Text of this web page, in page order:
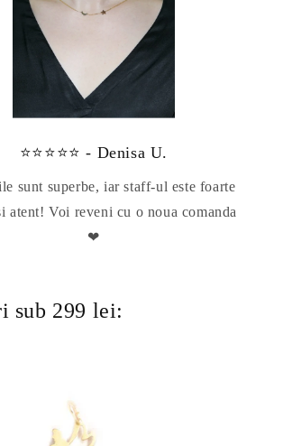
⭐⭐⭐⭐⭐ - Denisa U.
sunt superbe, iar staff-ul este foarte
atent! Voi reveni cu o noua comanda
❤
sub 299 lei: